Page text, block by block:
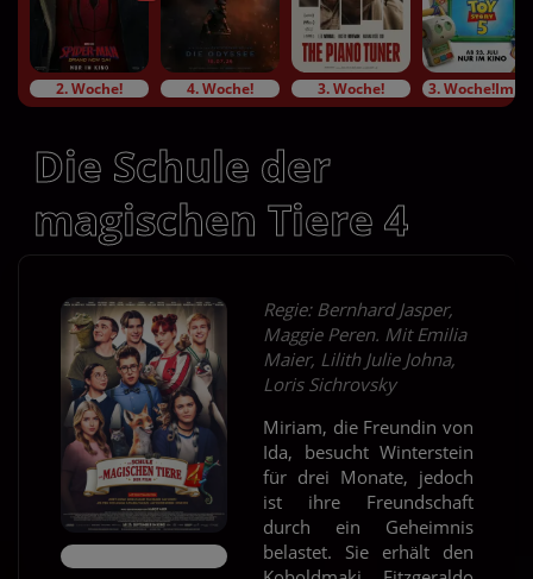
2. Woche! 4. Woche! 3. Woche!
Die Schule der
magischen Tiere 4
Regie: Bernhard Jasper,
Maggie Peren. Mit Emilia
Maier, Lilith Julie Johna,
Loris Sichrovsky
Miriam, die Freundin von
Ida, besucht Winterstein
für drei Monate, jedoch
ist ihre Freundschaft
durch ein Geheimnis
belastet. Sie erhält den